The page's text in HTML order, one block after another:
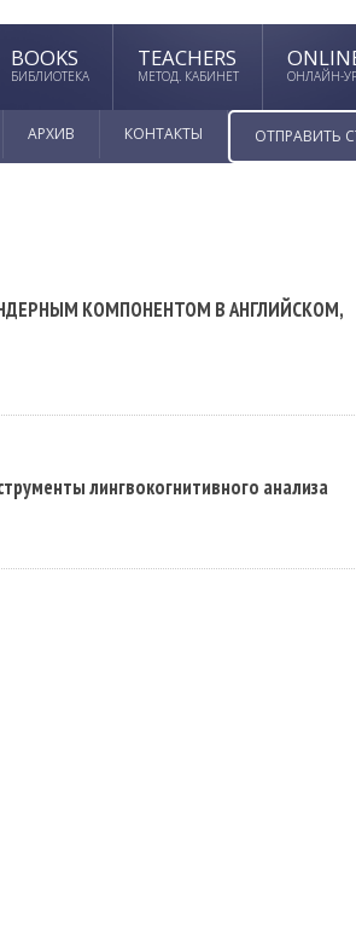
BOOKS
БИБЛИОТЕКА
TEACHERS
МЕТОД. КАБИНЕТ ОНЛАЙН-
АРХИВ КОНТАКТЫ ОТПРАВИТЬ
КОМПОНЕНТОМ В АНГЛИЙСКОМ,
лингвокогнитивного анализа